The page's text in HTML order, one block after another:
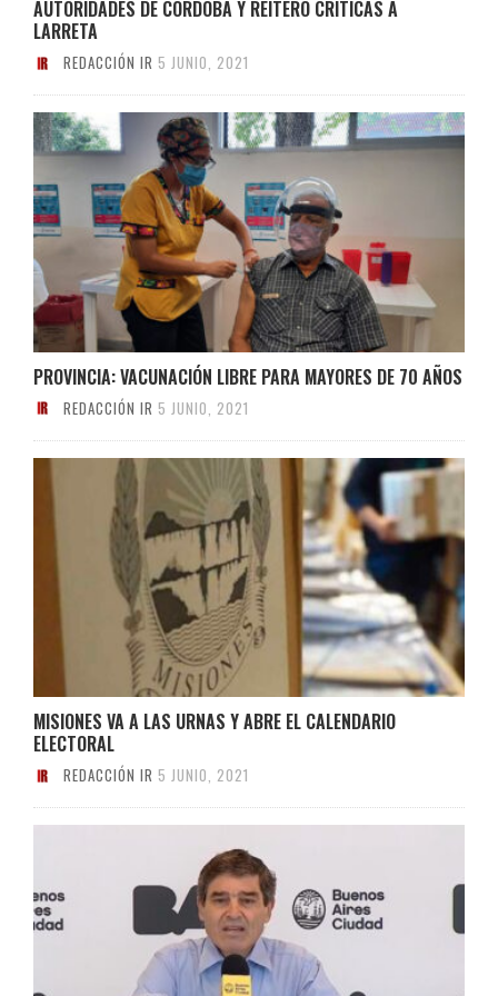
AUTORIDADES DE CÓRDOBA Y REITERÓ CRÍTICAS A
LARRETA
REDACCIÓN IR 5 JUNIO, 2021
PROVINCIA: VACUNACIÓN LIBRE PARA MAYORES DE 70 AÑOS
REDACCIÓN IR 5 JUNIO, 2021
MISIONES VA A LAS URNAS Y ABRE EL CALENDARIO
ELECTORAL
REDACCIÓN IR 5 JUNIO, 2021